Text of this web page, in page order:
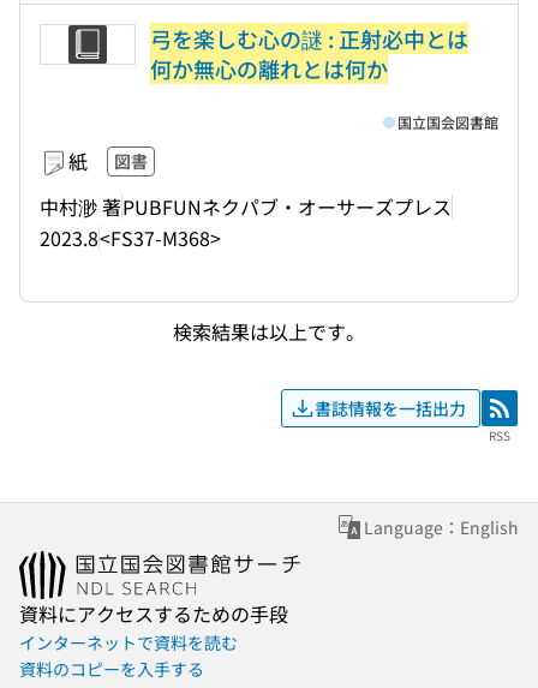
弓を楽しむ心の謎 : 正射必中とは
何か無心の離れとは何か
紙 図書
中村渺 著PUBFUNネクパブ・オーサーズプレス
2023.8<FS37-M368>
国立国会図書館
検索結果は以上です。
書誌情報を一括出力 RSS
RSS
Language：English
資料にアクセスするための手段
インターネットで資料を読む
資料のコピーを入手する